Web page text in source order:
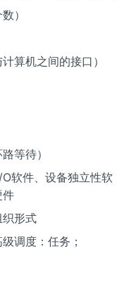
）
算机之间的接口）
等待）
软件、设备独立性软
件
形式
调度：任务；